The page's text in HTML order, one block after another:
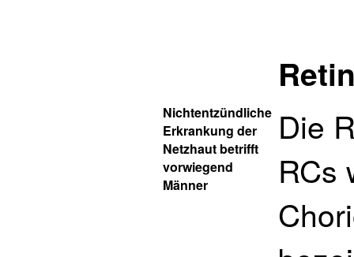
Nichtentzündliche
Erkrankung der
Netzhaut betrifft
vorwiegend
Männer
Die
RCs